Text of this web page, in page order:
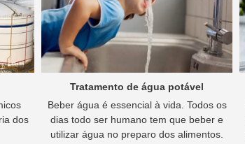
dos
Tratamento de água potável
Beber água é essencial à vida. Todos os
dias todo ser humano tem que beber e
utilizar água no preparo dos alimentos.